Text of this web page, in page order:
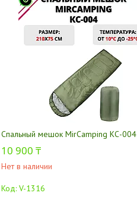
Спальный мешок MirCamping КС-004
10 900 ₸
Нет в наличии
V-1316